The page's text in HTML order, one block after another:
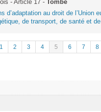
- Article 17 - Tombé
d’adaptation au droit de l’Union
de transport, de santé et
1 2 3 4 5 6 7 8